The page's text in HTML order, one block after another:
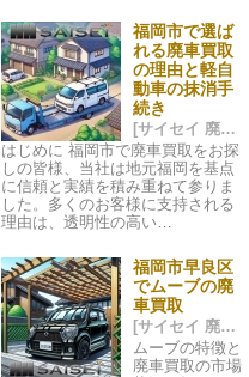
福岡市で選ば
れる廃車買取
の理由と軽自
動車の抹消手
続き
[サイセイ 廃車ネット 福岡市] 2024/06/24 21:59
はじめに 福岡市で廃車買取をお探
しの皆様、当社は地元福岡を基点
に信頼と実績を積み重ねて参りま
した。多くのお客様に支持される
理由は、透明性の高い…
福岡市早良区
でムーブの廃
車買取
[サイセイ 廃車ネット 福岡市] 2024/05/20 05:52
ムーブの特徴と
廃車買取の市場